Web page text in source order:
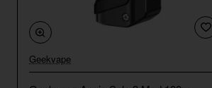
Geekvape